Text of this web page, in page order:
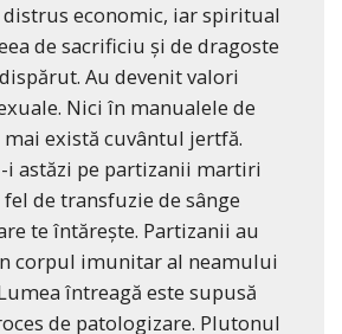
distrus economic, iar spiritual
de sacrificiu și de dragoste
Au devenit valori
Nici în manualele de
există cuvântul jertfă.
i astăzi pe partizanii martiri
de transfuzie de sânge
te întărește. Partizanii au
corpul imunitar al neamului
întreagă este supusă
de patologizare. Plutonul